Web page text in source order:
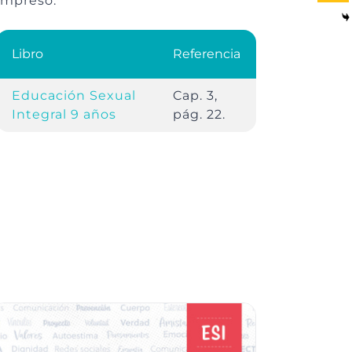
Libro Referencia
Educación Sexual
Integral 9 años
Cap. 3,
pág. 22.